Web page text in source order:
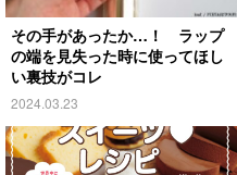
その手があったか…！ ラップ
の端を見失った時に使ってほし
い裏技がコレ
2024.03.23